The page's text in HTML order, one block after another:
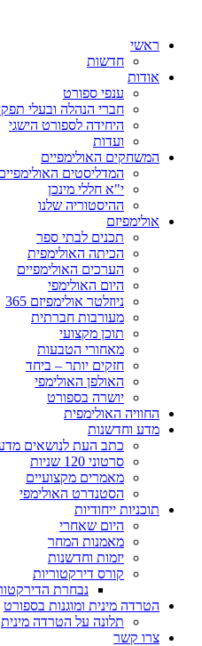
ראשי
חדשות
אודות
ענפי ספורט
חברי הנהלה ובעלי
היחידה לספורט הישגי
ועדות
המשחקים האולימפיים
המדליסטים
י"א חללי מינכן
ההיסטוריה שלנו
אולימפיזם
תכנים לבתי ספר
הכיתה האולימפית
הערכים האולימפיים
היום האולימפי
ניוזלטר אולימפיזם 365
מעורבות חברתית
תוכן מקצועי
מאחורי הטבעות
חזקים יותר – ביחד
האולפן האולימפי
יושרה בספורט
החוויה האולימפית
מדע וחדשנות
כתב העת לנושאים
סרטוני 120 שניות
מאמרים מקצועיים
הסטנדרט האולימפי
תוכניות ייחודיות
היום שאחרי
מאמנות המחר
יזמות וחדשנות
קורס דירקטוריות
נבחרת
הטרדה מינית ומוגנות בספורט
תלונה על הטרדה מינית
צרו קשר